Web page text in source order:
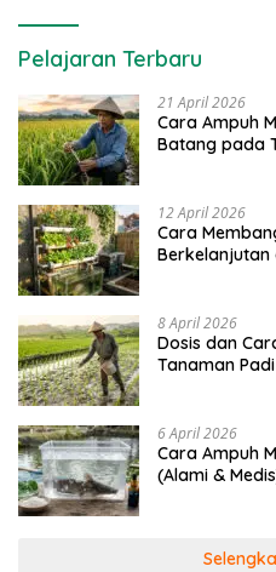
Pelajaran Terbaru
21 April 2026
Cara Ampuh
Batang pada
12 April 2026
Cara
Berkelanjutan
8 April 2026
Dosis dan
Tanaman
6 April 2026
Cara Ampuh
(Alami &